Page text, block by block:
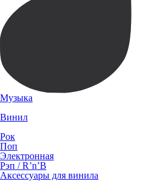
Музыка
Винил
Рок
Поп
Электронная
Рэп / R’n’B
Аксессуары для винила